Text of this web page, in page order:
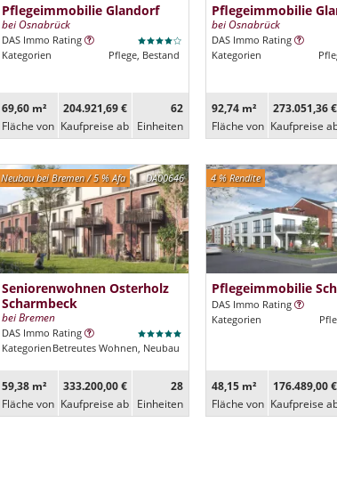
Pflegeimmobilie Glandorf
bei Osnabrück
DAS Immo Rating
Kategorien
Pflege, Bestand
69,60 m²
Fläche von
204.921,69 €
Kaufpreise ab
62
Ein­heiten
Pflegeimmobilie
bei Osnabrück
DAS Immo Rating
Kategorien
92,74 m²
Fläche von
273.051,36 €
Kaufpreise
DA00646
Neubau bei Bremen / 5 % Afa
Seniorenwohnen Osterholz
Scharmbeck
bei Bremen
DAS Immo Rating
Kategorien Betreutes Wohnen, Neubau
59,38 m²
Fläche von
333.200,00 €
Kaufpreise ab
28
Ein­heiten
4 % Rendite
Pflegeimmobilie
DAS Immo Rating
Kategorien
48,15 m²
Fläche von
176.489,00 €
Kaufpreise